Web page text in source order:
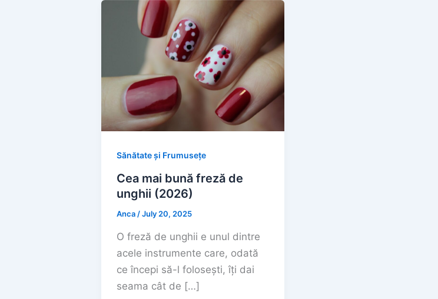
Sănătate și Frumusețe
Cea mai bună freză de
unghii (2026)
Anca/July 20, 2025
O freză de unghii e unul dintre
acele instrumente care, odată
ce începi să-l folosești, îți dai
seama cât de […]